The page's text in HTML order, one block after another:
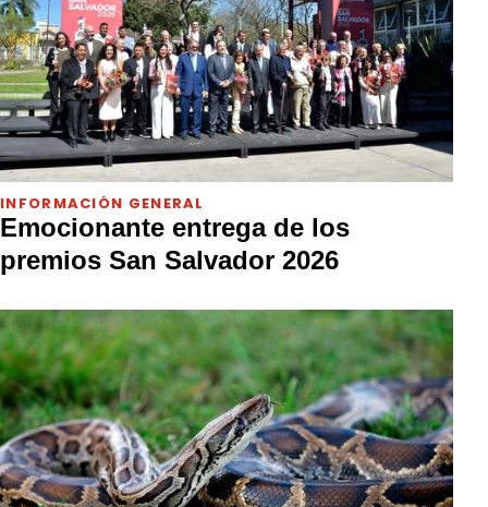
INFORMACIÓN GENERAL
Emocionante entrega de los
premios San Salvador 2026